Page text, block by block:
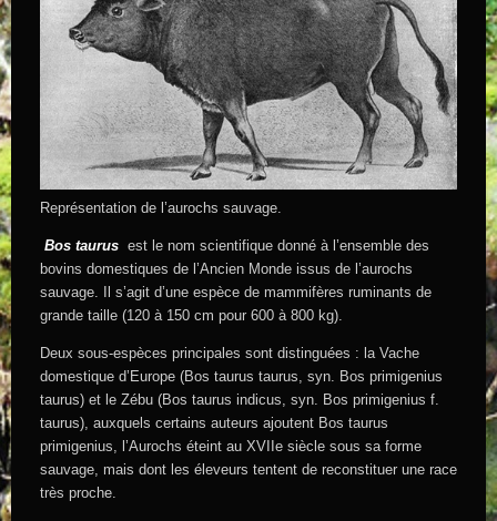
Représentation de l’aurochs sauvage.
Bos taurus est le nom scientifique donné à l’ensemble des
bovins domestiques de l’Ancien Monde issus de l’aurochs
sauvage. Il s’agit d’une espèce de mammifères ruminants de
grande taille (120 à 150 cm pour 600 à 800 kg).
Deux sous-espèces principales sont distinguées : la Vache
domestique d’Europe (Bos taurus taurus, syn. Bos primigenius
taurus) et le Zébu (Bos taurus indicus, syn. Bos primigenius f.
taurus), auxquels certains auteurs ajoutent Bos taurus
primigenius, l’Aurochs éteint au XVIIe siècle sous sa forme
sauvage, mais dont les éleveurs tentent de reconstituer une race
très proche.